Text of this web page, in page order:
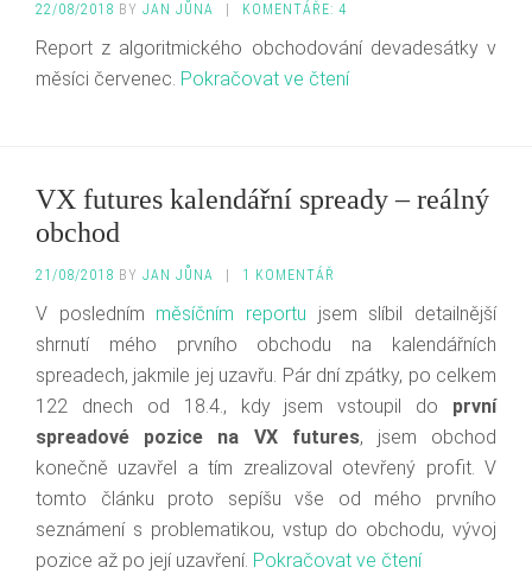
22/08/2018 BY JAN JŮNA KOMENTÁŘE: 4
Report z algoritmického obchodování devadesátky v
měsíci červenec. Pokračovat ve čtení
VX futures kalendářní spready – reálný
obchod
21/08/2018 BY JAN JŮNA 1 KOMENTÁŘ
V posledním měsíčním reportu jsem slíbil detailnější
shrnutí mého prvního obchodu na kalendářních
spreadech, jakmile jej uzavřu. Pár dní zpátky, po celkem
122 dnech od 18.4., kdy jsem vstoupil do první
spreadové pozice na VX futures, jsem obchod
konečně uzavřel a tím zrealizoval otevřený profit. V
tomto článku proto sepíšu vše od mého prvního
seznámení s problematikou, vstup do obchodu, vývoj
pozice až po její uzavření. Pokračovat ve čtení